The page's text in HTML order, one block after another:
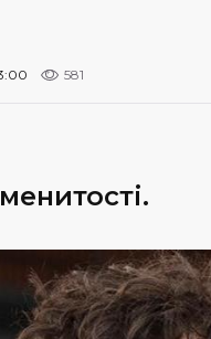
581